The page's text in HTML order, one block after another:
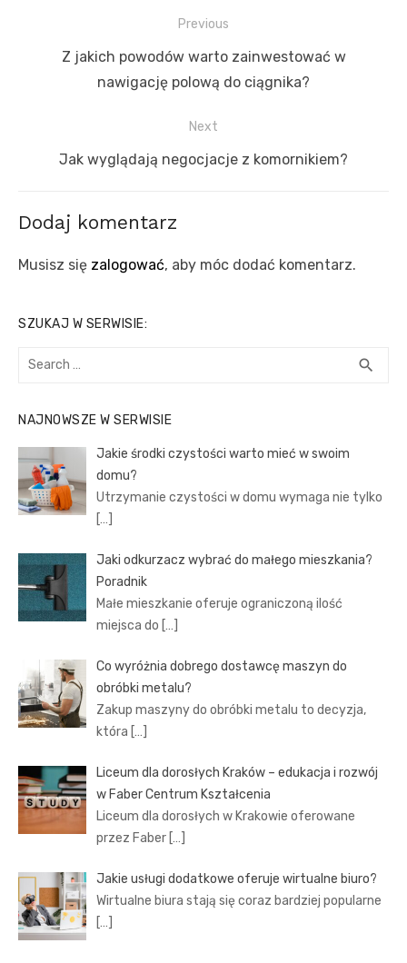
wpisu
Previous
PreviousZ jakich powodów warto zainwestować w
nawigację polową do ciągnika?
Next
Next
Jak wyglądają negocjacje z komornikiem?
Dodaj komentarz
Musisz się zalogować, aby móc dodać komentarz.
SZUKAJ W SERWISIE:
Search
search
NAJNOWSZE W SERWISIE
Jakie środki czystości warto mieć w swoim
domu?
Utrzymanie czystości w domu wymaga nie tylko
[…]
Jaki odkurzacz wybrać do małego mieszkania?
Poradnik
Małe mieszkanie oferuje ograniczoną ilość
miejsca do […]
Co wyróżnia dobrego dostawcę maszyn do
obróbki metalu?
Zakup maszyny do obróbki metalu to decyzja,
która […]
Liceum dla dorosłych Kraków – edukacja i rozwój
w Faber Centrum Kształcenia
Liceum dla dorosłych w Krakowie oferowane
przez Faber […]
Jakie usługi dodatkowe oferuje wirtualne biuro?
Wirtualne biura stają się coraz bardziej popularne
[…]